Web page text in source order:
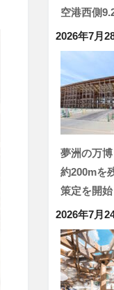
空港西側
2026年7月
夢洲の万
約200mを
策定を開始
2026年7月